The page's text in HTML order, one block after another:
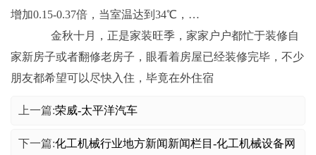
增加0.15-0.37倍，当室温达到34℃，…
金秋十月，正是家装旺季，家家户户都忙于装修自
家新房子或者翻修老房子，眼看着房屋已经装修完毕，不少
朋友都希望可以尽快入住，毕竟在外住宿
上一篇:荣威-太平洋汽车
下一篇:化工机械行业地方新闻新闻栏目-化工机械设备网